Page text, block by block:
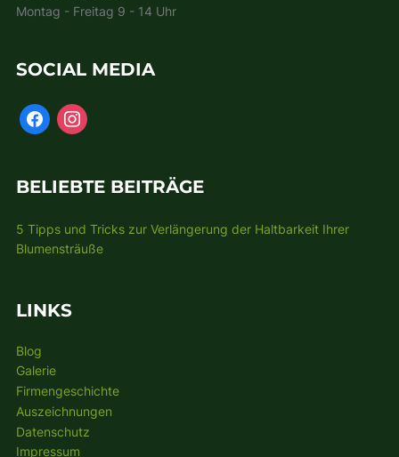
Montag - Freitag 9 - 14 Uhr
SOCIAL MEDIA
BELIEBTE BEITRÄGE
5 Tipps und Tricks zur Verlängerung der Haltbarkeit Ihrer
Blumensträuße
LINKS
Blog
Galerie
Firmengeschichte
Auszeichnungen
Datenschutz
Impressum